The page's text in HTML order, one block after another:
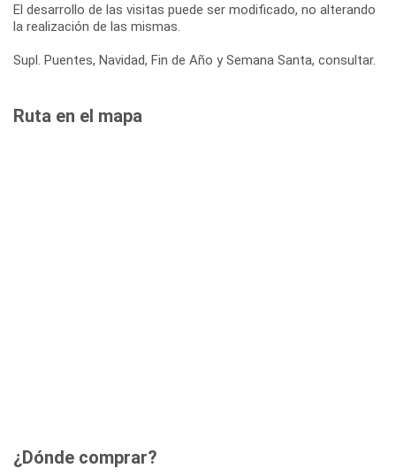
El desarrollo de las visitas puede ser modificado, no alterando
la realización de las mismas.
Supl. Puentes, Navidad, Fin de Año y Semana Santa, consultar.
Ruta en el mapa
¿Dónde comprar?